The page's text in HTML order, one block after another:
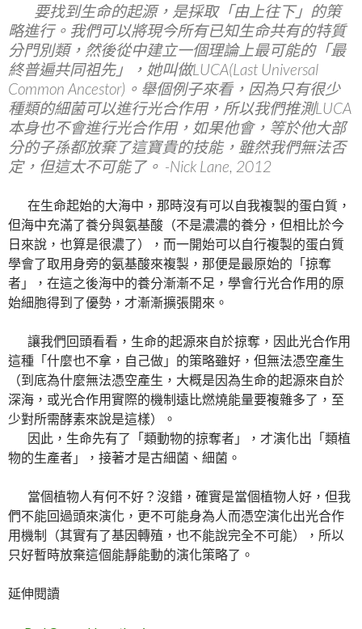
要找到生命的起源，是採取「由上往下」的策
略進行。我們可以將現今所有已知生命共有的特質
分門別類，然後從中建立一個理論上最可能的「最
終普遍共同祖先」，她叫做LUCA(Last Universal
Common Ancestor)。舉個例子來看，因為只有很少
種類的細菌可以進行光合作用，所以我們推測LUCA
本身也不會進行光合作用，如果他會，等於他大部
分的子孫都放棄了這寶貴的技能，雖然我們無法否
定，但這太不可能了。 -Nick Lane, 2012
在生命起始的大海中，那時沒有可以自我複製的蛋白質，
但海中充滿了養分與氨基酸（不是濃濃的養分，但相比於今
日來說，也算是很濃了），而一開始可以自行複製的蛋白質
學會了取用身旁的氨基酸來複製，那便是最原始的「掠奪
者」，在這之後海中的養分漸漸不足，學會行光合作用的原
始細胞得到了優勢，才漸漸擴張開來。
讓我們回頭看看，生命的起源來自於掠奪，因此光合作用
這種「什麼也不拿，自己做」的策略雖好，但無法憑空產生
（到底為什麼無法憑空產生，大概是因為生命的起源來自於
深海，或光合作用實際的機制遠比燃燒能量要複雜多了，至
少對所需酵素來說是這樣）。
因此，生命先有了「類動物的掠奪者」，才演化出「類植
物的生產者」，接著才是古細菌、細菌。
當個植物人有何不好？沒錯，確實是當個植物人好，但我
們不能回過頭來演化，更不可能身為人而憑空演化出光合作
用機制（其實有了基因轉殖，也不能說完全不可能），所以
只好暫時放棄這個能靜能動的演化策略了。
延伸閱讀